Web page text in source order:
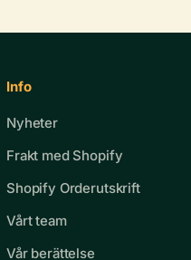
Info
Nyheter
Frakt med Shopify
Shopify Orderutskrift
Vårt team
Vår berättelse